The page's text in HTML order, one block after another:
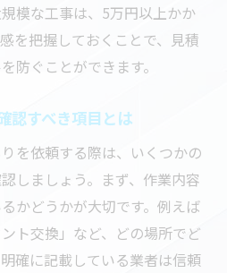
模な工事は、5万円以上かか
を把握しておくことで、見積
防ぐことができます。
認すべき項目とは
を依頼する際は、いくつかの
しましょう。まず、作業内容
かどうかが大切です。例えば
ト交換」など、どの場所でど
確に記載している業者は信頼